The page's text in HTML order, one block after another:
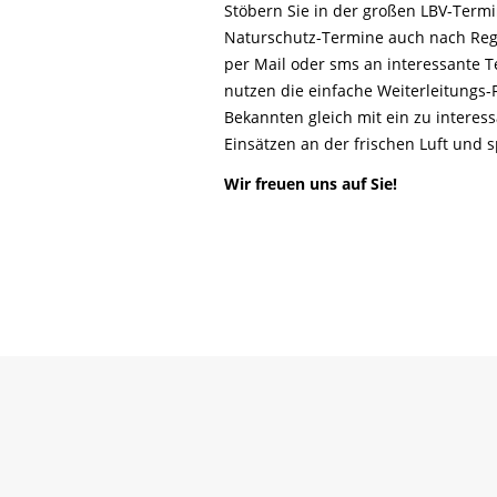
bestellen
Life-Natur-Projekte
Auffangstation
International
Stöbern Sie in der großen LBV-
Naturschutz-Termine auch nach
per Mail oder sms an interessante
nutzen die einfache
Bekannten gleich mit ein zu
Einsätzen an der frischen Luft und
Wir freuen uns auf Sie!